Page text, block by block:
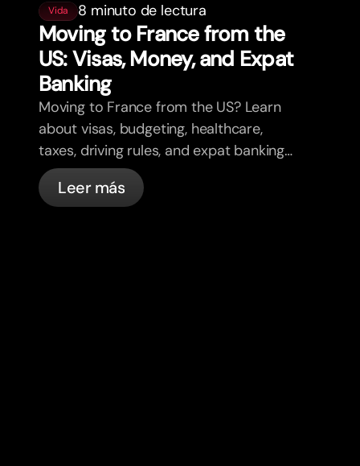
Vida 8 minuto de lectura
Moving to France from the
US: Visas, Money, and Expat
Banking
Moving to France from the US? Learn
about visas, budgeting, healthcare,
taxes, driving rules, and expat banking
in France with bunq.
Leer más